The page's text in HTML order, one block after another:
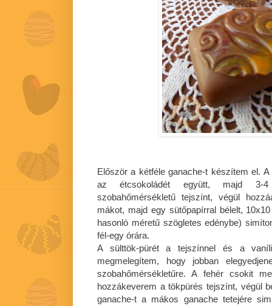
Először a kétféle ganache-t készítem el.
az étcsokoládét együtt, majd 3-4
szobahőmérsékletű tejszínt, végül
mákot, majd egy sütőpapírral bélelt,
hasonló méretű szögletes edénybe)
fél-egy órára.
A sülttök-pürét a tejszínnel és a
megmelegítem, hogy jobban
szobahőmérsékletűre. A fehér csokit
hozzákeverem a tökpürés tejszínt, végül
ganache-t a mákos ganache tetejére